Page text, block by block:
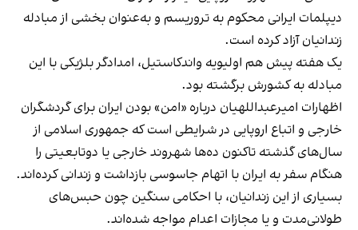
دیپلمات ایرانی محکوم به تروریسم و به‌عنوان بخشی از مبادله
زندانیان آزاد کرده است.
یک هفته پیش هم اولیویه واندکاستیل، امدادگر بلژیکی با این
مبادله به کشورش برگشته بود.
اظهارات امیرعبداللهیان درباره «امن» بودن ایران برای گردشگران
خارجی و اتباع اروپایی در شرایطی است که جمهوری اسلامی از
سال‌های گذشته تاکنون ده‌ها شهروند خارجی یا دوتابعیتی را
هنگام سفر به ایران با اتهام جاسوسی بازداشت و زندانی کرده‌اند.
بسیاری از این زندانیان، با احکامی سنگین چون حبس‌های
طولانی‌مدت و یا مجازات اعدام مواجه شده‌اند.